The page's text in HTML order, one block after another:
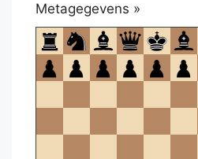
Metagegevens »
om
te
openen.